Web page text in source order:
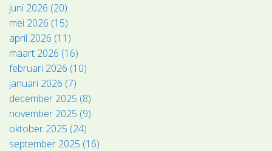
juni 2026 (20)
mei 2026 (15)
april 2026 (11)
maart 2026 (16)
februari 2026 (10)
januari 2026 (7)
december 2025 (8)
november 2025 (9)
oktober 2025 (24)
september 2025 (16)